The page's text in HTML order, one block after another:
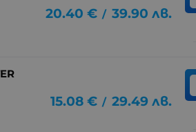
20.40 € / 39.90 лв.
15.08 € / 29.49 лв.